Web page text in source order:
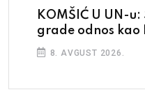
KOMŠIĆ U UN-
grade odnos
8. AVGUST 2026.